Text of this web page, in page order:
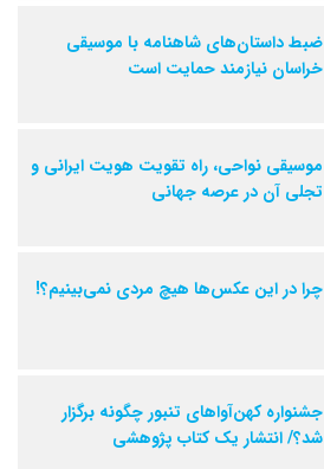
ضبط داستان‌های شاهنامه با موسیقی
خراسان نیازمند حمایت است
موسیقی نواحی، راه‌ تقویت هویت ایرانی و
تجلی آن در عرصه جهانی
چرا در این عکس‌ها هیچ مردی نمی‌بینیم؟!
جشنواره کهن‌آواهای تنبور چگونه برگزار
شد؟/ انتشار یک کتاب پژوهشی